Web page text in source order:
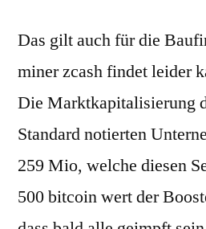
Das gilt auch für die
miner zcash findet leider
Die Marktkapitalisierung
Standard notierten
259 Mio, welche diesen
500 bitcoin wert der